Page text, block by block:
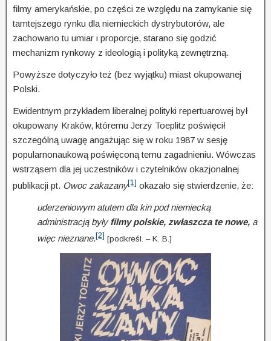
filmy amery­kań­skie, po części ze względu na zamykanie się
tamtej­szego rynku dla niemieckich dystrybutorów, ale
zachowano tu umiar i proporcje, starano się godzić
mechanizm rynkowy z ideo­logią i polityką zewnętrzną.
Powyższe dotyczyło też (bez wyjątku) miast okupowanej
Polski.
Ewidentnym przykładem liberalnej polityki repertuarowej był
okupowany Kraków, któremu Jerzy Toeplitz poświęcił
szczególną uwagę angażując się w roku 1987 w sesję
popularnonaukową poświę­coną temu zagadnieniu. Wówczas
wstrząsem dla jej uczestników i czytelników okaz­jo­nal­nej
publi­kacji pt. Owoc zakazany[1] okazało się stwierdzenie, że:
uderzeniowym atutem dla kin pod niemiecką
administracją byłyfilmy polskie, zwłaszcza te nowe, a
więc nieznane. [2] [podkreśl. – K. B.]